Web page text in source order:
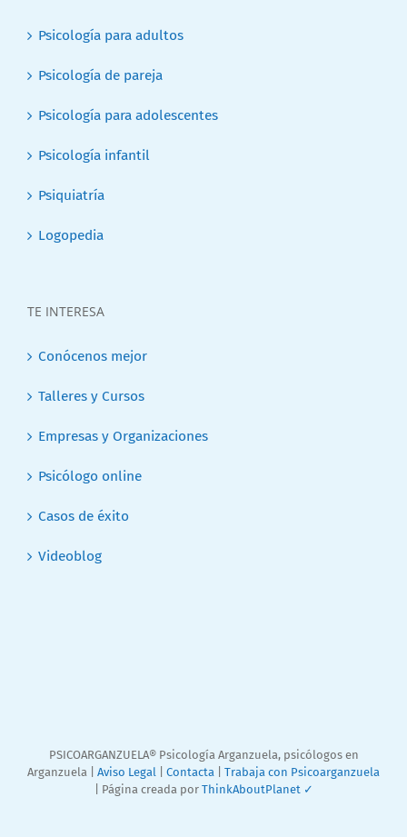
Psicología para adultos
Psicología de pareja
Psicología para adolescentes
Psicología infantil
Psiquiatría
Logopedia
TE INTERESA
Conócenos mejor
Talleres y Cursos
Empresas y Organizaciones
Psicólogo online
Casos de éxito
Videoblog
PSICOARGANZUELA® Psicología Arganzuela, psicólogos en
Arganzuela | Aviso Legal Contacta
Trabaja con Psicoarganzuela
| Página creada por ThinkAboutPlanet ✓